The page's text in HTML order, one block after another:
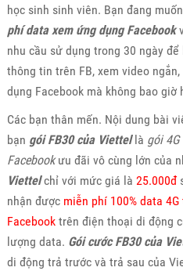
học sinh sinh viên. Bạn đang
phí data xem ứng dụng Facebook
nhu cầu sử dụng trong 30 ngày
thông tin trên FB, xem video
dụng Facebook mà không bao
Các bạn thân mến. Nội dung bài
bạn gói FB30 của Viettellà gói
Facebookưu đãi vô cùng lớn của
Viettelchỉ với mức giá là 25.000đ
nhận được miễn phí 100% data
Facebooktrên điện thoại di động
lượng data. Gói cước FB30 của
di động trả trước và trả sau của